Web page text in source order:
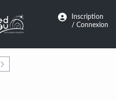
Inscription
/ Connexion